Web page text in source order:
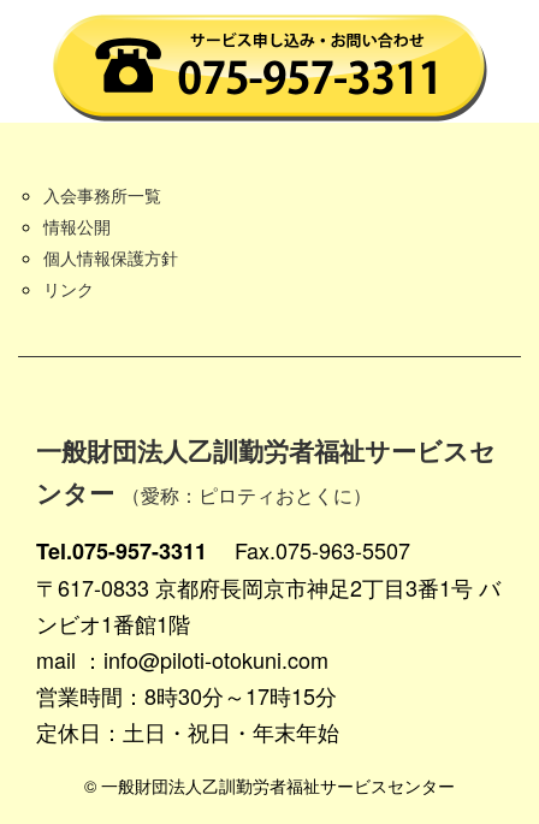
入会事務所一覧
情報公開
個人情報保護方針
リンク
一般財団法人乙訓勤労者福祉サービスセ
ンター
（愛称：ピロティおとくに）
Tel.075-957-3311
Fax.075-963-5507
〒617-0833 京都府長岡京市神足2丁目3番1号 バ
ンビオ1番館1階
mail ：info@piloti-otokuni.com
営業時間：8時30分～17時15分
定休日：土日・祝日・年末年始
© 一般財団法人乙訓勤労者福祉サービスセンター